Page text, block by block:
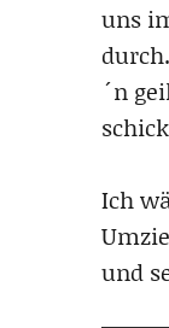
uns
´n
Ich
und